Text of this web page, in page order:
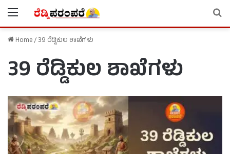
Menu
Home/39 ರೆಡ್ಡಿಕುಲ ಶಾಖೆಗಳು
39 ರೆಡ್ಡಿಕುಲ ಶಾಖೆಗಳು